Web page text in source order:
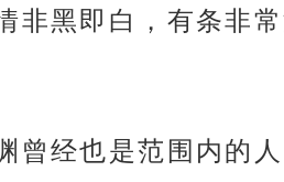
黑即白，有条非
曾经也是范围内的